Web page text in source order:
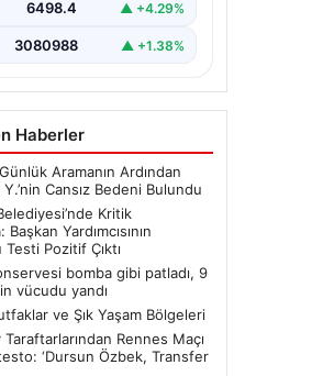
ediyor. Başkan…
6498.4 ▲ +4.29%
3080988 ▲ +1.38%
Haberler
Aramanın Ardından
Cansız Bedeni Bulundu
Kritik
Yardımcısının
Pozitif Çıktı
bomba gibi patladı, 9
vücudu yandı
ve Şık Yaşam Bölgeleri
Rennes Maçı
‘Dursun Özbek, Transfer